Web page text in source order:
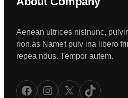
Aenean ultrices nislnunc,
non.as Namet pulv ina libero
repea ndus. Tempor autem.
Facebook Instagram X TikTok